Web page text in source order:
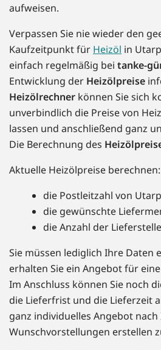
aufweisen.
Verpassen Sie nie wieder den
Kaufzeitpunkt für Heizöl in
einfach regelmäßig bei tanke-
Entwicklung der Heizölpreise
Heizölrechner können Sie sich
unverbindlich die Preise von
lassen und anschließend ganz
Die Berechnung des
Aktuelle Heizölpreise berechnen:
die Postleitzahl von Utarp
die gewünschte
die Anzahl der
Sie müssen lediglich Ihre Daten
erhalten Sie ein Angebot für
Im Anschluss können Sie noch
die Lieferfrist und die Lieferzeit
ganz individuelles Angebot nach
Wunschvorstellungen erstellen